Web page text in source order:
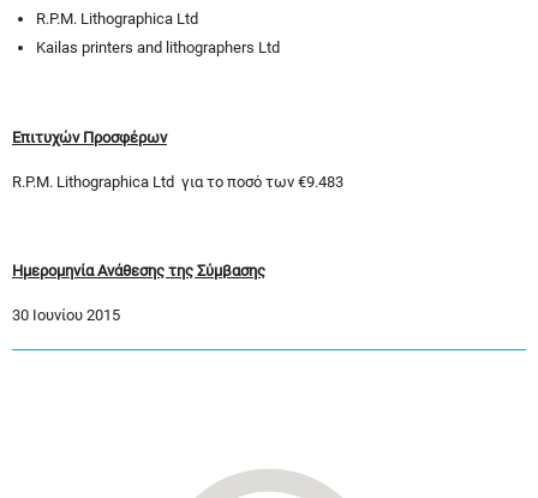
R.P.M. Lithographica Ltd
Kailas printers and lithographers Ltd
Επιτυχών Προσφέρων
R.P.M. Lithographica Ltd για το ποσό των €9.483
Ημερομηνία Ανάθεσης της Σύμβασης
30 Ιουνίου 2015